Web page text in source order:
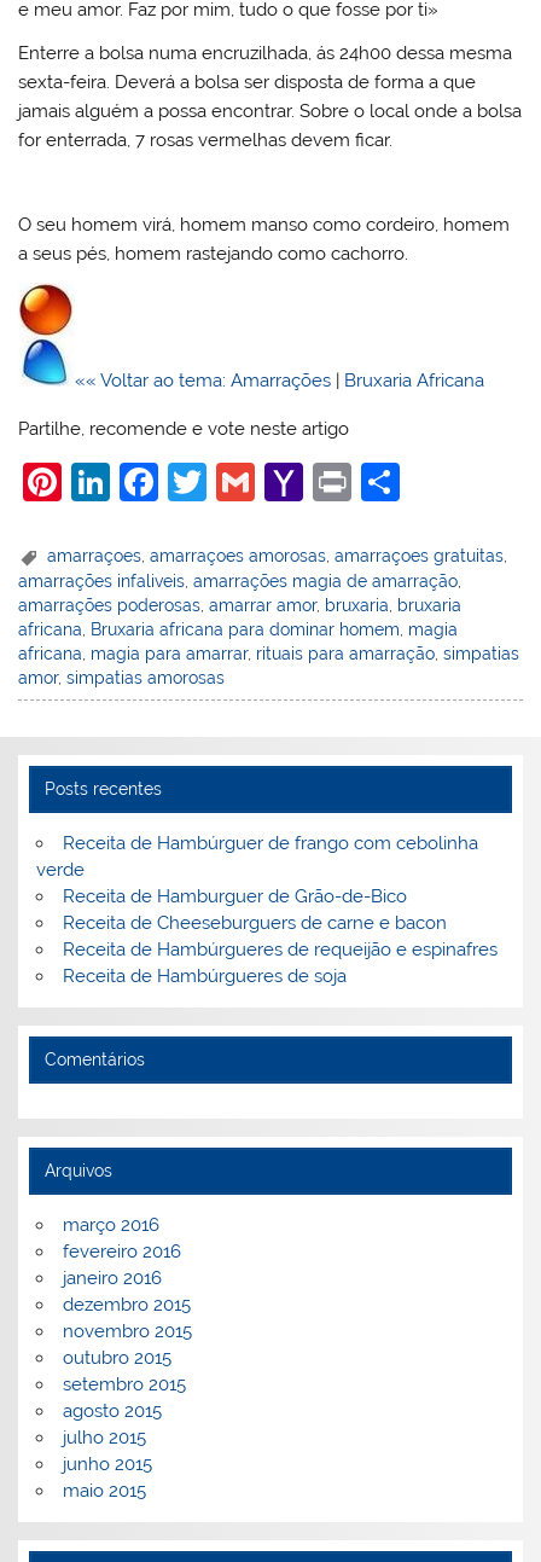
e meu amor. Faz por mim, tudo o que fosse por ti»
Enterre a bolsa numa encruzilhada, ás 24h00 dessa mesma
sexta-feira. Deverá a bolsa ser disposta de forma a que
jamais alguém a possa encontrar. Sobre o local onde a bolsa
for enterrada, 7 rosas vermelhas devem ficar.
O seu homem virá, homem manso como cordeiro, homem
a seus pés, homem rastejando como cachorro.
«« Voltar ao tema: Amarrações | Bruxaria Africana
Partilhe, recomende e vote neste artigo
Pi
er
e
st
Li
k
e
dI
n
F
c
e
b
o
o
T
itt
er
G
ai
l
Y
h
o
o
M
ai
Pr
t
ar
e
amarraçoes ,amarraçoes amorosas ,amarraçoes gratuitas
amarrações infaliveis ,amarrações magia de amarração
amarrações poderosas ,amarrar amor, bruxaria
bruxaria
africana
Bruxaria africana para dominar homem magia
africana magia para amarrar, rituais para amarração ,simpatias
amor,simpatias amorosas
Posts recentes
Receita de Hambúrguer de frango com cebolinha
verde
Receita de Hamburguer de Grão-de-Bico
Receita de Cheeseburguers de carne e bacon
Receita de Hambúrgueres de requeijão e espinafres
Receita de Hambúrgueres de soja
Comentários
Arquivos
março 2016
fevereiro 2016
janeiro 2016
dezembro 2015
novembro 2015
outubro 2015
setembro 2015
agosto 2015
julho 2015
junho 2015
maio 2015